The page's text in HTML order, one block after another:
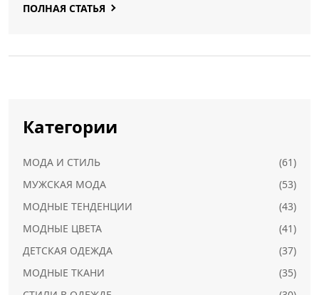
не казалось пыткой.
ПОЛНАЯ СТАТЬЯ
Категории
МОДА И СТИЛЬ
(61)
МУЖСКАЯ МОДА
(53)
МОДНЫЕ ТЕНДЕНЦИИ
(43)
МОДНЫЕ ЦВЕТА
(41)
ДЕТСКАЯ ОДЕЖДА
(37)
МОДНЫЕ ТКАНИ
(35)